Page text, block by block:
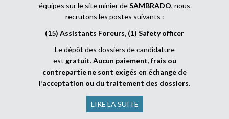
équipes sur le site minier deSAMBRADO, nous
recrutons les postes suivants :
(15) Assistants Foreurs, (1) Safety officer
Le dépôt des dossiers de candidature
est gratuit.Aucun paiement, frais ou
contrepartie ne sont exigés en échange de
l’acceptation ou du traitement des dossiers.
LIRE LA SUITE